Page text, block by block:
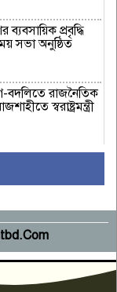
প্রবৃদ্ধি
সভা অনুষ্ঠিত
বদলিতে রাজনৈতিক
স্বরাষ্ট্রমন্ত্রী
অভিযোগ অস্বীকার
সংবাদ প্রকাশের